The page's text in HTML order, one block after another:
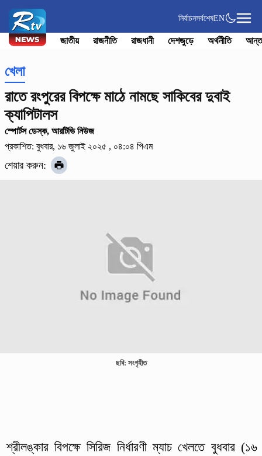
নির্বাচনসর্বশেষEN
জাতীয় রাজনীতি রাজধানী দেশজুড়ে অর্থনীতি
খেলা
রাতে রংপুরের বিপক্ষে মাঠে নামছে সাকিবের দুবাই
ক্যাপিটালস
স্পোর্টস ডেস্ক, আরটিভি নিউজ
প্রকাশিত: বুধবার, ১৬ জুলাই ২০২৫ , ০৪:০৪ পিএম
শেয়ার করুন:
ছবি: সংগৃহীত
শ্রীলঙ্কার বিপক্ষে সিরিজ নির্ধারণী ম্যাচ খেলতে বুধবার (১৬